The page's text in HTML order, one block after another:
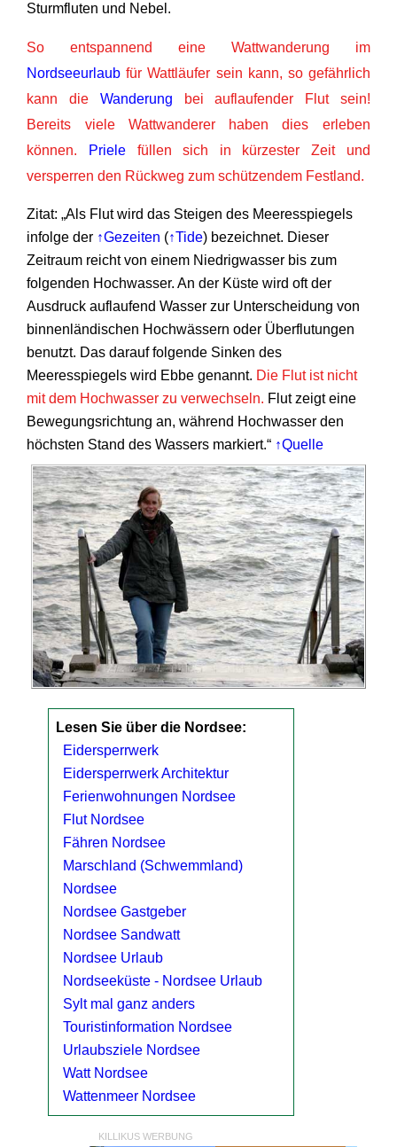
Sturmfluten und Nebel.
So entspannend eine Wattwanderung im
Nordseeurlaub für Wattläufer sein kann, so gefährlich
kann die Wanderung bei auflaufender Flut sein!
Bereits viele Wattwanderer haben dies erleben
können.
Priele füllen sich in kürzester Zeit und
versperren den Rückweg zum schützendem Festland.
Zitat: „Als Flut wird das Steigen des Meeresspiegels
infolge der ↑Gezeiten (↑Tide) bezeichnet. Dieser
Zeitraum reicht von einem Niedrigwasser bis zum
folgenden Hochwasser. An der Küste wird oft der
Ausdruck auflaufend Wasser zur Unterscheidung von
binnenländischen Hochwässern oder Überflutungen
benutzt. Das darauf folgende Sinken des
Meeresspiegels wird Ebbe genannt. Die Flut ist nicht
mit dem Hochwasser zu verwechseln. Flut zeigt eine
Bewegungsrichtung an, während Hochwasser den
höchsten Stand des Wassers markiert.“ ↑Quelle
Lesen Sie über die Nordsee:
Eidersperrwerk
Eidersperrwerk Architektur
Ferienwohnungen Nordsee
Flut Nordsee
Fähren Nordsee
Marschland (Schwemmland)
Nordsee
Nordsee Gastgeber
Nordsee Sandwatt
Nordsee Urlaub
Nordseeküste - Nordsee Urlaub
Sylt mal ganz anders
Touristinformation Nordsee
Urlaubsziele Nordsee
Watt Nordsee
Wattenmeer Nordsee
KILLIKUS WERBUNG